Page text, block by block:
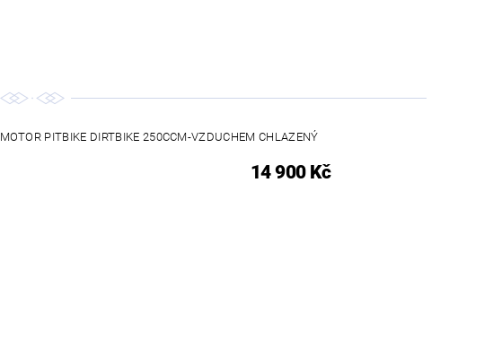
MOTOR PITBIKE DIRTBIKE 250CCM-VZDUCHEM CHLAZENÝ
14 900 Kč